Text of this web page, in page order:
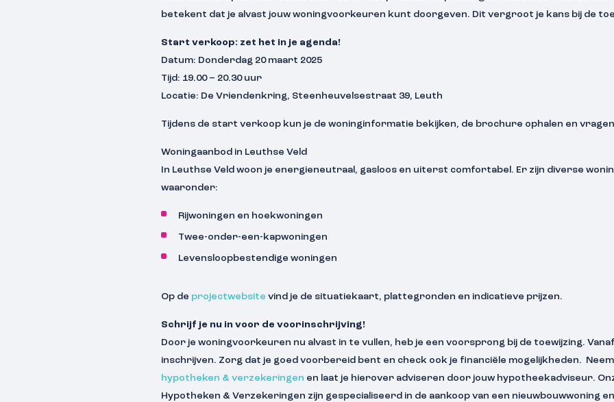
betekent dat je alvast jouw woningvoorkeuren kunt doorgeven. Dit vergroot je kans bij de
Start verkoop: zet het in je agenda!
Datum: Donderdag 20 maart 2025
Tijd: 19.00 – 20.30 uur
Locatie: De Vriendenkring, Steenheuvelsestraat 39, Leuth
Tijdens de start verkoop kun je de woninginformatie bekijken, de brochure ophalen en
Woningaanbod in Leuthse Veld
In Leuthse Veld woon je energieneutraal, gasloos en uiterst comfortabel. Er zijn diverse
waaronder:
Rijwoningen en hoekwoningen
Twee-onder-een-kapwoningen
Levensloopbestendige woningen
Op de projectwebsite vind je de situatiekaart, plattegronden en indicatieve prijzen.
Schrijf je nu in voor de voorinschrijving!
Door je woningvoorkeuren nu alvast in te vullen, heb je een voorsprong bij de toewijzing.
inschrijven. Zorg dat je goed voorbereid bent en check ook je financiële mogelijkheden.
hypotheken & verzekeringen en laat je hierover adviseren door jouw hypotheekadviseur.
Hypotheken & Verzekeringen zijn gespecialiseerd in de aankoop van een nieuwbouwwoning